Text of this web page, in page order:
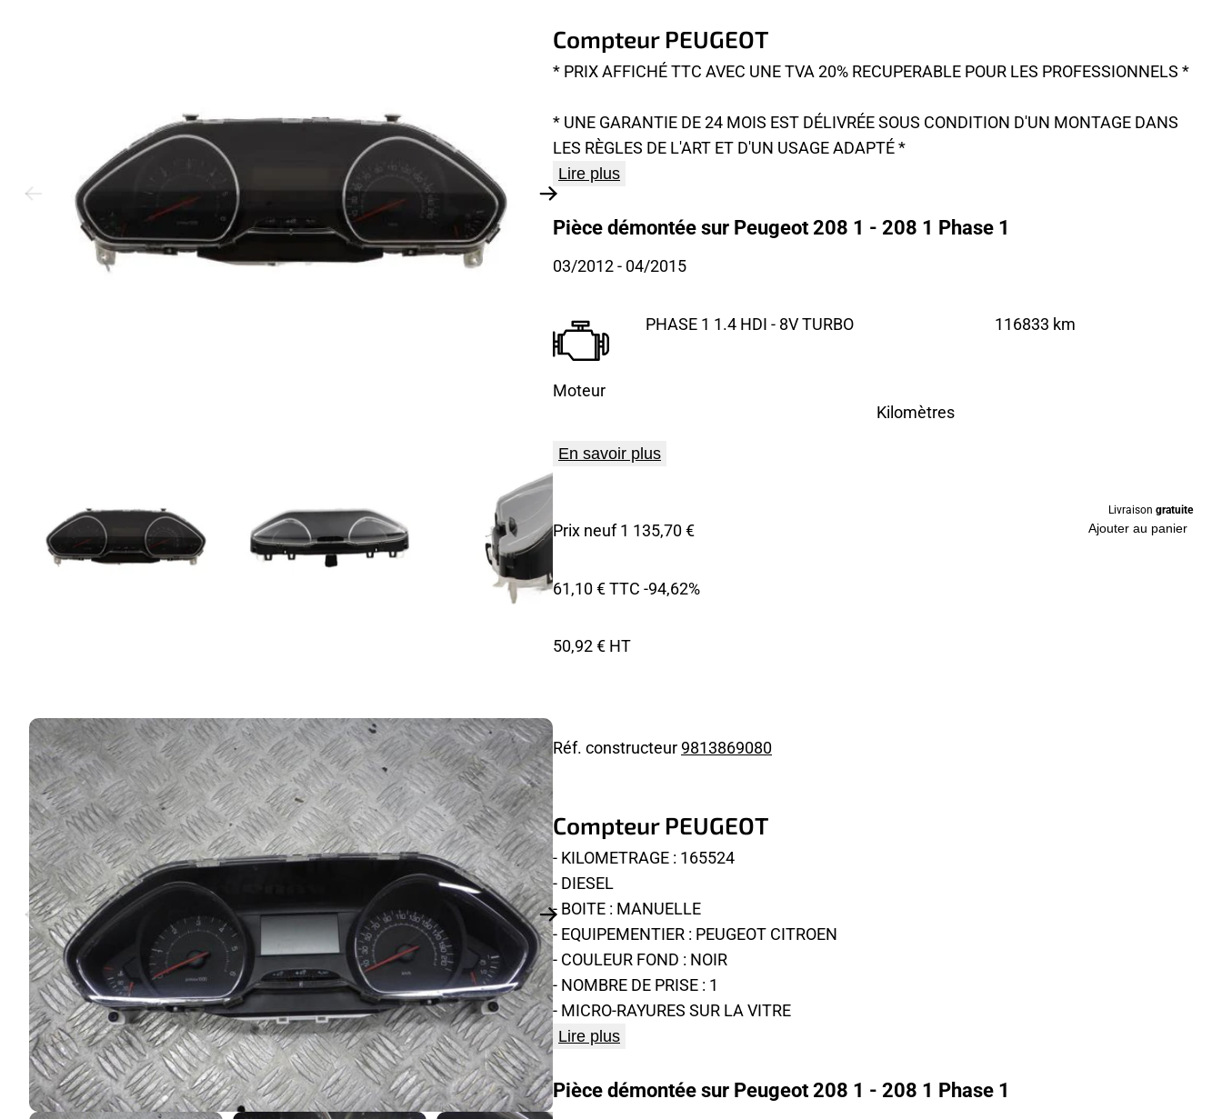
Compteur PEUGEOT
* PRIX AFFICHÉ TTC AVEC UNE TVA 20% RECUPERABLE POUR LES PROFESSIONNELS *
* UNE GARANTIE DE 24 MOIS EST DÉLIVRÉE SOUS CONDITION D'UN MONTAGE DANS
LES RÈGLES DE L'ART ET D'UN USAGE ADAPTÉ *
Lire plus
Pièce démontée sur Peugeot 208 1 - 208 1 Phase 1
03/2012- 04/2015
Moteur
PHASE 1 1.4 HDI - 8V TURBO
Kilomètres
116833 km
En savoir plus
Prix neuf 1 135,70 €
61,10 € TTC -94,62%
50,92 € HT
Livraison gratuite
Ajouter au panier
Réf. constructeur 9813869080
Compteur PEUGEOT
- KILOMETRAGE : 165524
- DIESEL
- BOITE : MANUELLE
- EQUIPEMENTIER : PEUGEOT CITROEN
- COULEUR FOND : NOIR
- NOMBRE DE PRISE : 1
- MICRO-RAYURES SUR LA VITRE
Lire plus
Pièce démontée sur Peugeot 208 1 - 208 1 Phase 1